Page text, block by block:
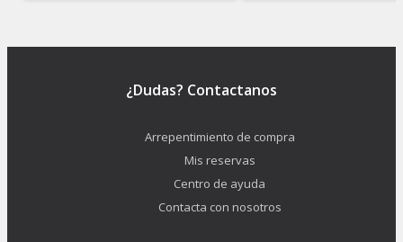
¿Dudas? Contactanos
Arrepentimiento de compra
Mis reservas
Centro de ayuda
Contacta con nosotros